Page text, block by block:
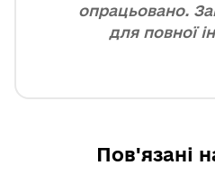
опрацьовано.
для повної
Пов'язані